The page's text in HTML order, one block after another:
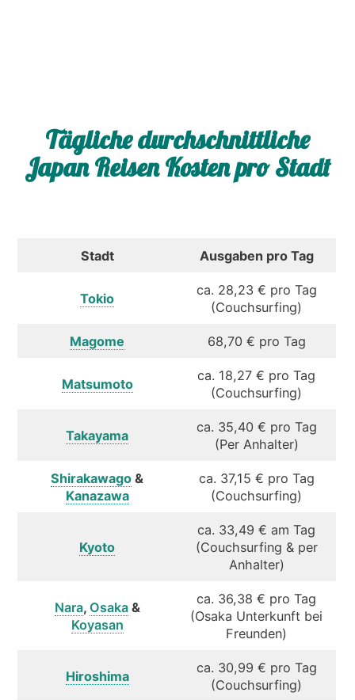
Tägliche durchschnittliche
Japan Reisen Kosten pro Stadt
Stadt Ausgaben pro Tag
Tokio
ca. 28,23 € pro Tag
(Couchsurfing)
Magome 68,70 € pro Tag
Matsumoto
ca. 18,27 € pro Tag
(Couchsurfing)
Takayama
ca. 35,40 € pro Tag
(Per Anhalter)
Shirakawago &
Kanazawa
ca. 37,15 € pro Tag
(Couchsurfing)
Kyoto
ca. 33,49 € am Tag
(Couchsurfing & per
Anhalter)
Nara, Osaka&
Koyasan
ca. 36,38 € pro Tag
(Osaka Unterkunft bei
Freunden)
Hiroshima
ca. 30,99 € pro Tag
(Couchsurfing)